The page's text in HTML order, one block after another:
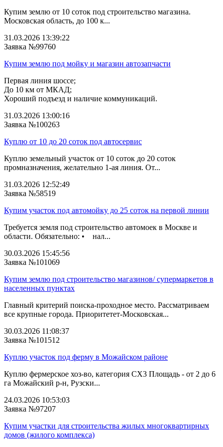
Купим землю от 10 соток под строительство магазина.
Московская область, до 100 к...
31.03.2026 13:39:22
Заявка №99760
Купим землю под мойку и магазин автозапчасти
Первая линия шоссе;
До 10 км от МКАД;
Хороший подъезд и наличие коммуникаций.
31.03.2026 13:00:16
Заявка №100263
Куплю от 10 до 20 соток под автосервис
Куплю земельный участок от 10 соток до 20 соток
промназначения, желательно 1-ая линия. От...
31.03.2026 12:52:49
Заявка №58519
Купим участок под автомойку до 25 соток на первой линии
Требуется земля под строительство автомоек в Москве и
области. Обязательно: • нал...
30.03.2026 15:45:56
Заявка №101069
Купим землю под строительство магазинов/ супермаркетов в
населенных пунктах
Главный критерий поиска-проходное место. Рассматриваем
все крупные города. Приоритетет-Московская...
30.03.2026 11:08:37
Заявка №101512
Куплю участок под ферму в Можайском районе
Куплю фермерское хоз-во, категория СХ3 Площадь - от 2 до 6
га Можайский р-н, Рузски...
24.03.2026 10:53:03
Заявка №97207
Купим участки для строительства жилых многоквартирных
домов (жилого комплекса)